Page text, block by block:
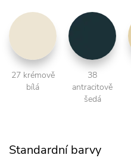
27 krémově
bílá
38
antracitově
šedá
Standardní barvy